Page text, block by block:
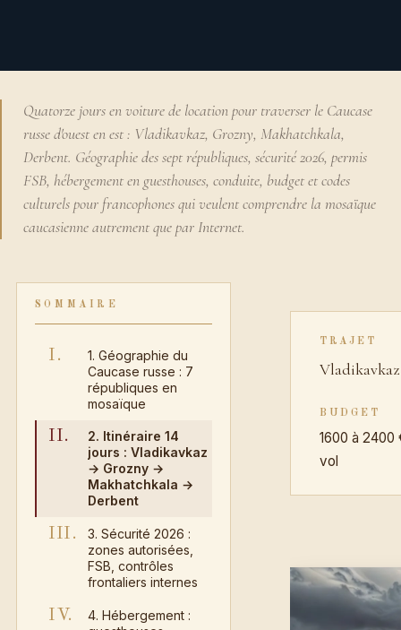
Quatorze jours en voiture de location pour traverser le Caucase
russe d'ouest en est : Vladikavkaz, Grozny, Makhatchkala,
Derbent. Géographie des sept républiques, sécurité 2026, permis
FSB, hébergement en guesthouses, conduite, budget et codes
culturels pour francophones qui veulent comprendre la mosaïque
caucasienne autrement que par Internet.
SOMMAIRE
I.
1. Géographie du
Caucase russe : 7
républiques en
mosaïque
II.
2. Itinéraire 14
jours : Vladikavkaz
→ Grozny →
Makhatchkala →
Derbent
III.
3. Sécurité 2026 :
zones autorisées,
FSB, contrôles
frontaliers internes
IV.
4. Hébergement :
TRAJET
BUDGET
1600 à 2400
vol